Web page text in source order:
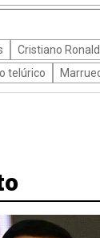
Cristiano
telúrico